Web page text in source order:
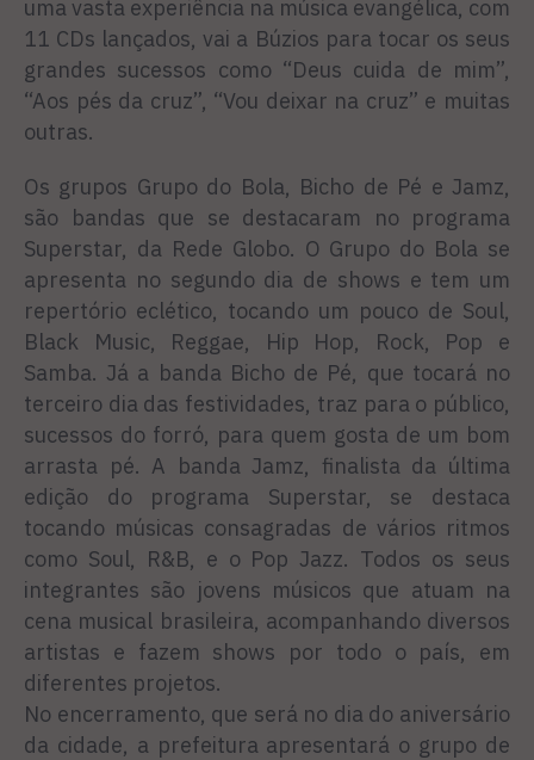
uma vasta experiência na música evangélica, com
11 CDs lançados, vai a Búzios para tocar os seus
grandes sucessos como “Deus cuida de mim”,
“Aos pés da cruz”, “Vou deixar na cruz” e muitas
outras.
Os grupos Grupo do Bola, Bicho de Pé e Jamz,
são bandas que se destacaram no programa
Superstar, da Rede Globo. O Grupo do Bola se
apresenta no segundo dia de shows e tem um
repertório eclético, tocando um pouco de Soul,
Black Music, Reggae, Hip Hop, Rock, Pop e
Samba. Já a banda Bicho de Pé, que tocará no
terceiro dia das festividades, traz para o público,
sucessos do forró, para quem gosta de um bom
arrasta pé. A banda Jamz, finalista da última
edição do programa Superstar, se destaca
tocando músicas consagradas de vários ritmos
como Soul, R&B, e o Pop Jazz. Todos os seus
integrantes são jovens músicos que atuam na
cena musical brasileira, acompanhando diversos
artistas e fazem shows por todo o país, em
diferentes projetos.
No encerramento, que será no dia do aniversário
da cidade, a prefeitura apresentará o grupo de